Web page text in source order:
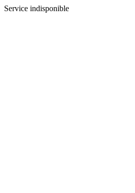
Service indisponible